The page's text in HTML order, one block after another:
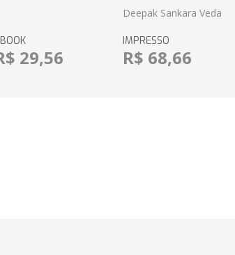
29,56
Deepak Sankara Veda
IMPRESSO
R$ 68,66